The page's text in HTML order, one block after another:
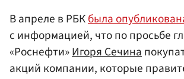
В апреле в РБКбыла
с информацией, что по просьбе
«Роснефти»Игоря Сечина
акций компании, которые